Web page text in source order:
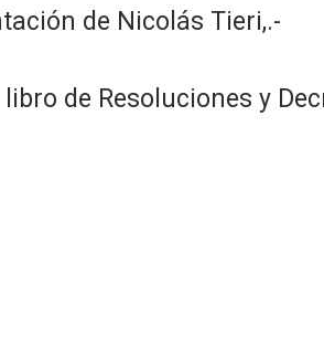
de Nicolás Tieri,.-
de Resoluciones y